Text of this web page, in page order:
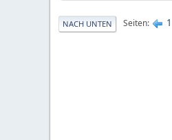
NACH UNTEN Seiten 1